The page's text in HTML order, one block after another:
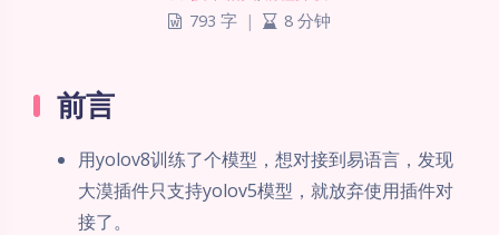
793 字 | 8 分钟
前言
用yolov8训练了个模型，想对接到易语言，发现
大漠插件只支持yolov5模型，就放弃使用插件对
接了。